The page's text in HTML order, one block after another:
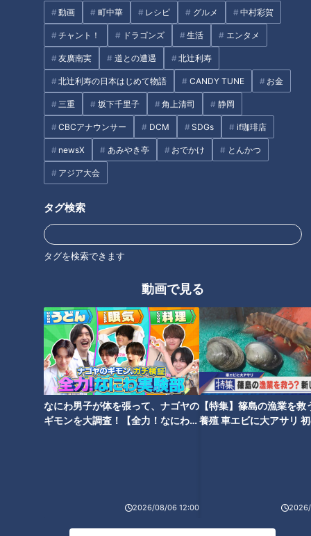
動画 町中華 レシピ グルメ 中村彩賀
チャント！ ドラゴンズ 生活 エンタメ
友廣南実 道との遭遇 北辻利寿
北辻利寿の日本はじめて物語 CANDY TUNE お金
三重 坂下千里子 角上清司 静岡
CBCアナウンサー DCM SDGs if珈琲店
newsX あみやき亭 おでかけ とんかつ
アジア大会
タグ検索
タグを検索できます
動画で見る
なにわ男子が体を張って、ナゴヤの
ギモンを大調査！【全力！なにわ実
2026/08/06 12:00
【特集】篠島の漁業を救
養殖 車エビに大アサリ
1分09秒差で2位に甘んじたトヨタ自動車は、雪辱に燃えてい
る。サムエル・キバティが第2区で区間賞を獲得したものの、
4区吉居大和がブレーキとなり、1位トヨタ紡織に差をつけら
れてしまった。その後、太田智樹が第6区で区間賞、内田隼太
2020年には3時間51分19秒という大会記録を樹立したトヨタ
自動車にとって、2024年の2位は想定外の結果だったに違いな
い。ニューイヤー駅伝でも実業団トップクラスの実力を持つチ
ームだけに、今年の巻き返しが期待される。